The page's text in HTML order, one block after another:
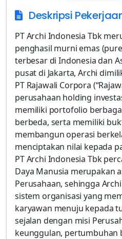
Deskripsi
PT Archi Indonesia Tbk
penghasil murni emas
terbesar di Indonesia dan
pusat di Jakarta, Archi
PT Rajawali Corpora
perusahaan holding
memiliki portofolio
berbeda, serta memiliki
membangun operasi
menciptakan nilai kepada
PT Archi Indonesia Tbk
Daya Manusia merupakan
Perusahaan, sehingga
sistem organisasi yang
karyawan menuju kepada
sejalan dengan misi
keunggulan, pertumbuhan